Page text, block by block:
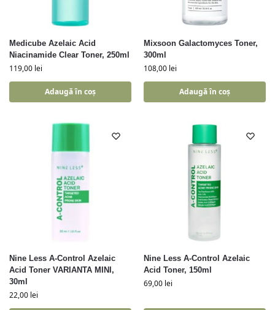
Medicube Azelaic Acid
Niacinamide Clear Toner, 250ml
119,00 lei
Adaugă în coș
Mixsoon Galactomyces Toner,
300ml
108,00 lei
Adaugă în coș
Nine Less A-Control Azelaic
Acid Toner VARIANTA MINI,
30ml
22,00 lei
Nine Less A-Control Azelaic
Acid Toner, 150ml
69,00 lei